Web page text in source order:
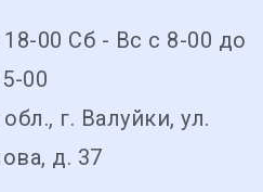
00 Сб - Вс с 8-00 до
00
г. Валуйки, ул.
д. 37